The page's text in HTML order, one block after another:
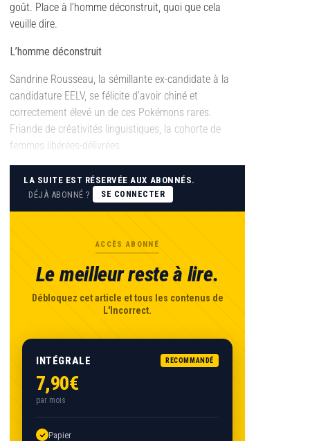
goût. Place à l’homme déconstruit, quoi que cela
veuille dire.
L’homme déconstruit
Sandrine Rousseau, la sémillante ex-candidate à la
candidature EELV, se félicite d’avoir chiné et
correctement élevé un de ces Pokémons rares.
Friande de créativités linguistiques, la cohorte de
femmes libérées-délivrées
LA SUITE EST RÉSERVÉE AUX ABONNÉS.
DÉJÀ ABONNÉ ?
SE CONNECTER
ACCÈS ABONNÉ
Le meilleur reste à lire.
Débloquez cet article et tous les contenus de
L'Incorrect.
INTÉGRALE RECOMMANDÉ
7,90€
par mois
Papier